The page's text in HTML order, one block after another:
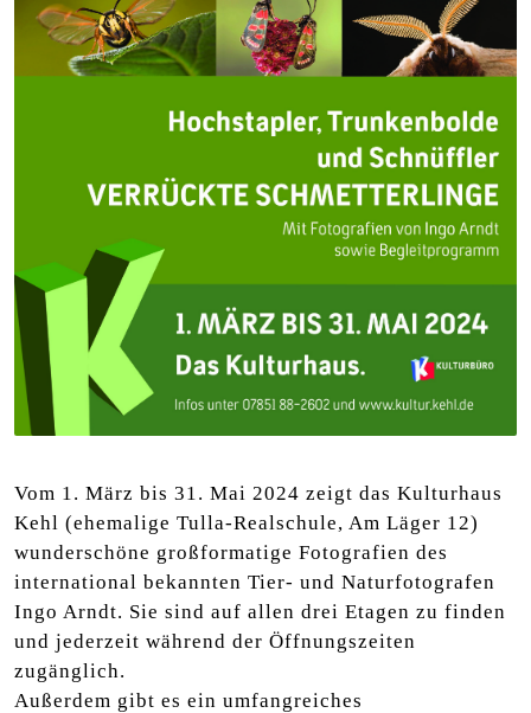
Vom 1. März bis 31. Mai 2024 zeigt das Kulturhaus
Kehl (ehemalige Tulla-Realschule, Am Läger 12)
wunderschöne großformatige Fotografien des
international bekannten Tier- und Naturfotografen
Ingo Arndt. Sie sind auf allen drei Etagen zu finden
und jederzeit während der Öffnungszeiten
zugänglich.
Außerdem gibt es ein umfangreiches